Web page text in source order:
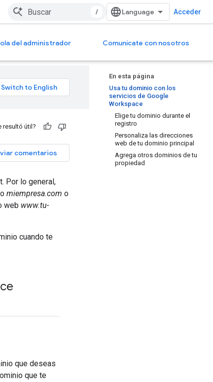
/ Acceder
del administrador Comunícate con nosotros
En esta página
Usa tu dominio con los
servicios de Google
Workspace
Elige tu dominio durante el
registro
Personaliza las direcciones
web de tu dominio principal
Agrega otros dominios de tu
propiedad
resultó útil?
comentarios
Por lo general,
miempresa.com o
web www.tu-
cuando te
que deseas
que te